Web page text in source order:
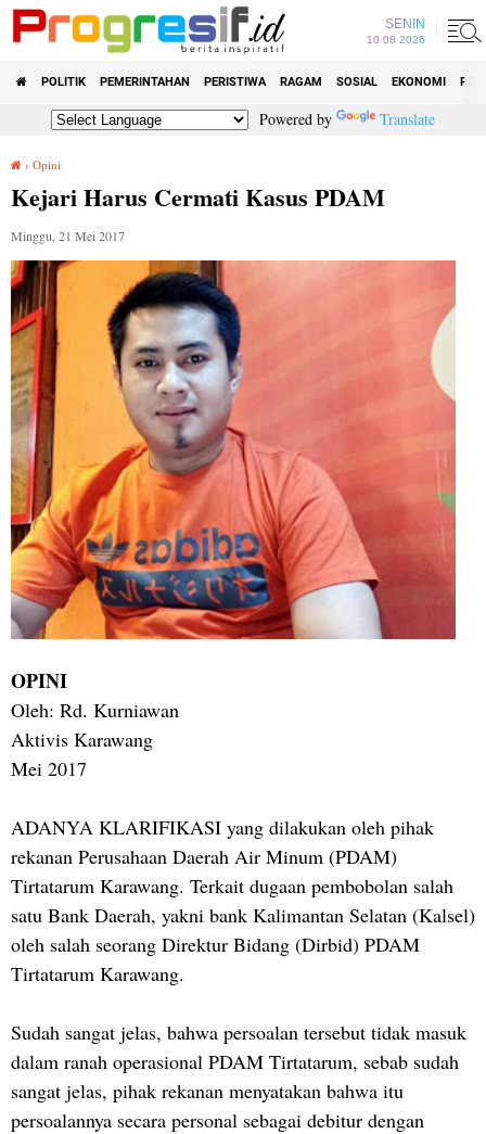
SENIN
10 08 2026
POLITIK PEMERINTAHAN PERISTIWA RAGAM SOSIAL EKONOMI
Powered by Translate
› Opini
Kejari Harus Cermati Kasus PDAM
Minggu, 21 Mei 2017
OPINI
Oleh: Rd. Kurniawan
Aktivis Karawang
Mei 2017
ADANYA KLARIFIKASI yang dilakukan oleh pihak
rekanan Perusahaan Daerah Air Minum (PDAM)
Tirtatarum Karawang. Terkait dugaan pembobolan salah
satu Bank Daerah, yakni bank Kalimantan Selatan (Kalsel)
oleh salah seorang Direktur Bidang (Dirbid) PDAM
Tirtatarum Karawang.
Sudah sangat jelas, bahwa persoalan tersebut tidak masuk
dalam ranah operasional PDAM Tirtatarum, sebab sudah
sangat jelas, pihak rekanan menyatakan bahwa itu
persoalannya secara personal sebagai debitur dengan